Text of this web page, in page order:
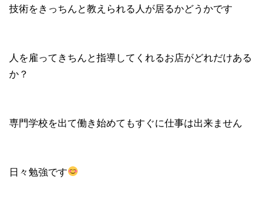
技術をきっちんと教えられる人が居るかどうかです
人を雇ってきちんと指導してくれるお店がどれだけある
か？
専門学校を出て働き始めてもすぐに仕事は出来ません
日々勉強です